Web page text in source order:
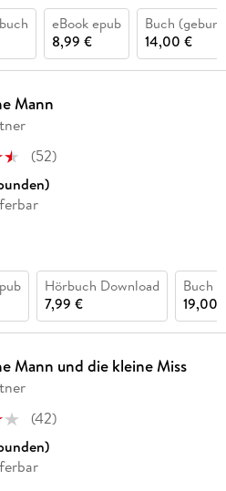
eBook epub
8,99 €
Buch
14,00 €
Mann
(52)
Hörbuch Download
7,99 €
Buch
19,00
Mann und die kleine Miss
(42)